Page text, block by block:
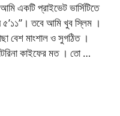
একটি প্রাইভেট ভার্সিটিতে
৫’১১”। তবে আমি খুব স্লিম ।
বেশ মাংশাল ও সুগঠিত ।
কাইফের মত । তো …